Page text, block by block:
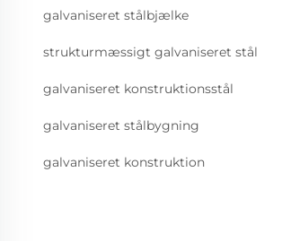
galvaniseret stålbjælke
strukturmæssigt galvaniseret stål
galvaniseret konstruktionsstål
galvaniseret stålbygning
galvaniseret konstruktion